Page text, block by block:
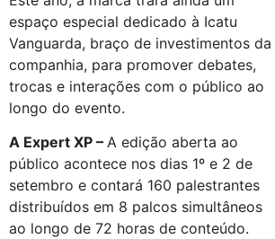
espaço especial dedicado à Icatu
Vanguarda, braço de investimentos da
companhia, para promover debates,
trocas e interações com o público ao
longo do evento.
A Expert XP – A edição aberta ao
público acontece nos dias 1º e 2 de
setembro e contará 160 palestrantes
distribuídos em 8 palcos simultâneos
ao longo de 72 horas de conteúdo.